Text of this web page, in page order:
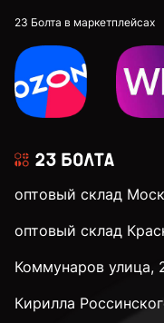
23 Болта в маркетплейсах
оптовый склад
оптовый склад
Коммунаров улица,
Кирилла